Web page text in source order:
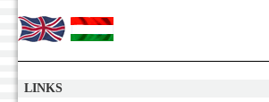
LINKS